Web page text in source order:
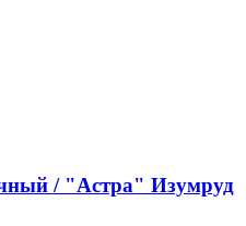
/ "Астра" Изумруд